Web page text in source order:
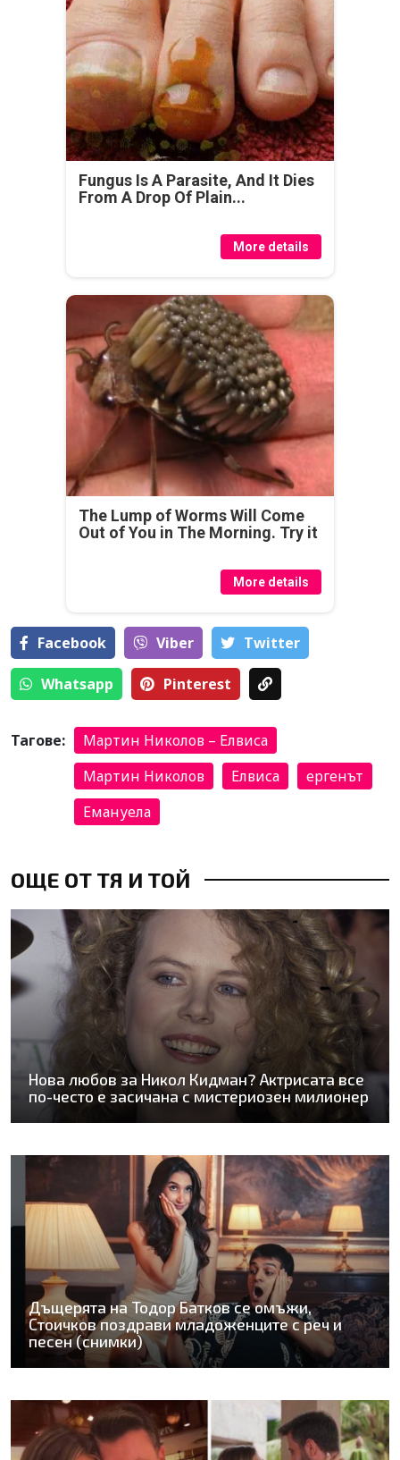
Fungus Is A Parasite, And It Dies
From A Drop Of Plain...
More details
The Lump of Worms Will Come
Out of You in The Morning. Try it
More details
Facebook Viber Тwitter
Whatsapp Pinterest
Тагове:
Мартин Николов – Елвиса
Мартин Николов
Елвиса
ергенът
Емануела
ОЩЕ ОТ ТЯ И ТОЙ
Нова любов за Никол Кидман? Актрисата все
по-често е засичана с мистериозен милионер
Дъщерята на Тодор Батков се омъжи,
Стоичков поздрави младоженците с реч и
песен (снимки)